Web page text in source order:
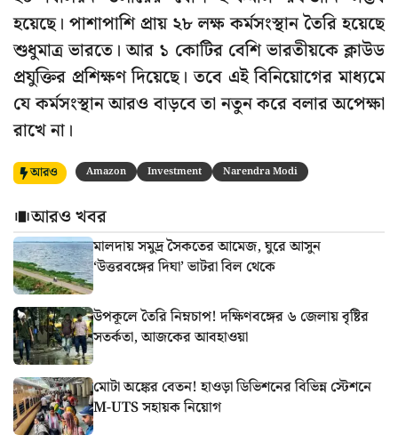
হয়েছে। পাশাপাশি প্রায় ২৮ লক্ষ কর্মসংস্থান তৈরি হয়েছে
শুধুমাত্র ভারতে। আর ১ কোটির বেশি ভারতীয়কে ক্লাউড
প্রযুক্তির প্রশিক্ষণ দিয়েছে। তবে এই বিনিয়োগের মাধ্যমে
যে কর্মসংস্থান আরও বাড়বে তা নতুন করে বলার অপেক্ষা
রাখে না।
আরও Amazon Investment Narendra Modi
আরও খবর
মালদায় সমুদ্র সৈকতের আমেজ, ঘুরে আসুন
‘উত্তরবঙ্গের দিঘা’ ভাটরা বিল থেকে
উপকূলে তৈরি নিম্নচাপ! দক্ষিণবঙ্গের ৬ জেলায় বৃষ্টির
সতর্কতা, আজকের আবহাওয়া
মোটা অঙ্কের বেতন! হাওড়া ডিভিশনের বিভিন্ন স্টেশনে
M-UTS সহায়ক নিয়োগ